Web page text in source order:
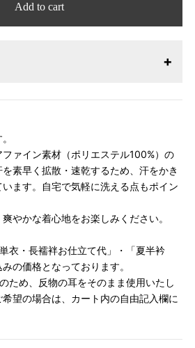
Add to cart
更いたしました。変更点について詳細
問い合わせください。
ァイン素材（ポリエステル100%）の
素早く拡散・速乾するため、汗をかき
ます。自宅で気軽に洗える点もポイン
やかな着心地をお楽しみください。
衣・長襦袢お仕立て代」・「夏半衿
の価格となっております。
ため、反物の耳をそのまま使用いたし
望の場合は、カート内の自由記入欄に